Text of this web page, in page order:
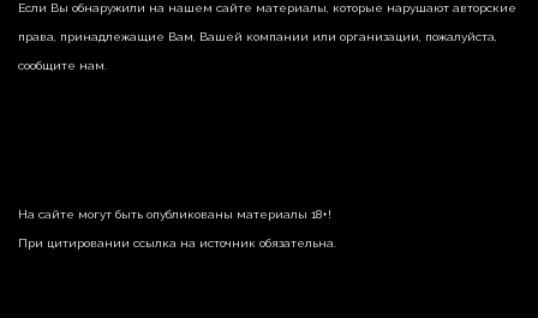
Если Вы обнаружили на нашем сайте материалы, которые нарушают авторские
права, принадлежащие Вам, Вашей компании или организации, пожалуйста,
сообщите нам.
На сайте могут быть опубликованы материалы 18+!
При цитировании ссылка на источник обязательна.